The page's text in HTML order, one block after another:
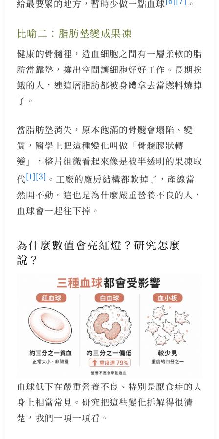
給最要緊的地方，暫時少做一點血球 。
比喻二：脂肪墊變成果凍
健康的骨髓裡，造血細胞之間有一層柔軟的脂
肪當靠墊，撐出空間讓細胞好好工作。長期挨
餓的人，連這層脂肪都被身體拿去當燃料燒掉
了。
當脂肪墊消失，原本飽滿的骨髓會塌陷、變
質，醫學上把這種變化叫做「骨髓膠狀轉
變」，整片組織看起來像是被半透明的果凍取
代[1][3] 。工廠的廠房結構都軟掉了，產線當
然開不動。這也是為什麼嚴重營養不良的人，
血球會一起往下掉。
為什麼數值會亮紅燈？研究怎麼
說？
血球低下在嚴重營養不良、特別是厭食症的人
身上相當常見。研究把這些變化拆解得很清
楚，我們一項一項看。